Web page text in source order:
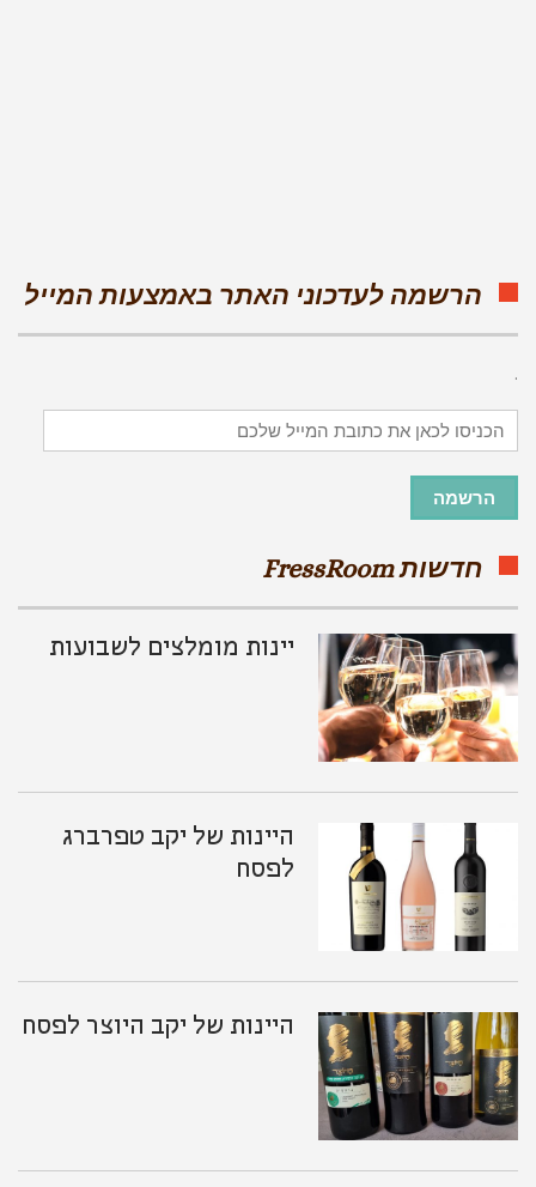
הרשמה לעדכוני האתר באמצעות המייל
.
לכאן
את
כתובת
המייל
הרשמה
חדשות FressRoom
יינות מומלצים לשבועות
היינות של יקב טפרברג
לפסח
היינות של יקב היוצר לפסח